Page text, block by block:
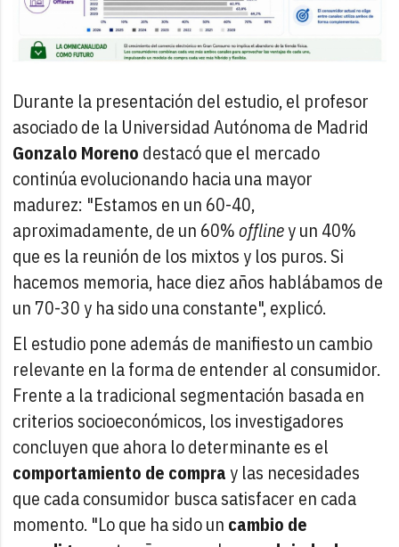
Durante la presentación del estudio, el profesor
asociado de la Universidad Autónoma de Madrid
Gonzalo Moreno destacó que el mercado
continúa evolucionando hacia una mayor
madurez: "Estamos en un 60-40,
aproximadamente, de un 60%offliney un 40%
que es la reunión de los mixtos y los puros. Si
hacemos memoria, hace diez años hablábamos de
un 70-30 y ha sido una constante", explicó.
El estudio pone además de manifiesto un cambio
relevante en la forma de entender al consumidor.
Frente a la tradicional segmentación basada en
criterios socioeconómicos, los investigadores
concluyen que ahora lo determinante es el
comportamiento de compray las necesidades
que cada consumidor busca satisfacer en cada
momento. "Lo que ha sido un cambio de